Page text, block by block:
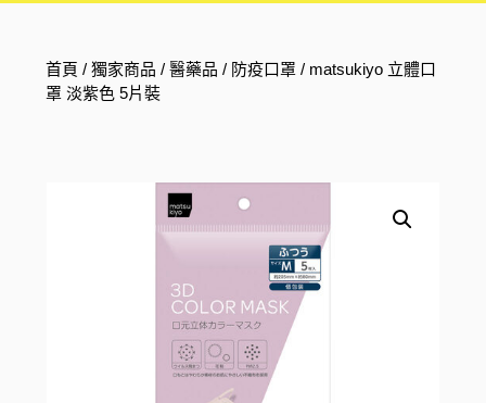
首頁 /獨家商品 /醫藥品 / 防疫口罩 / matsukiyo 立體口
罩 淡紫色 5片裝